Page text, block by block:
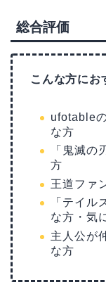
総合評価
こんな方にお
ufotable
な方
「鬼滅
方
王道ファ
「テイル
な方・気
主人公が
な方